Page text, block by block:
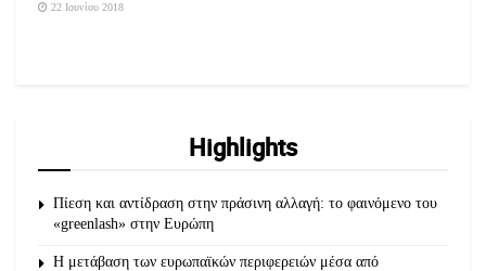
22 Ιουνίου 2018
Highlights
Πίεση και αντίδραση στην πράσινη αλλαγή: το φαινόμενο του
«greenlash» στην Ευρώπη
Η μετάβαση των ευρωπαϊκών περιφερειών μέσα από